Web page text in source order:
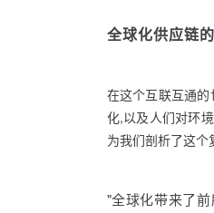
全球化供应链
在这个互联互通
化,以及人们对环
为我们剖析了这个
"全球化带来了